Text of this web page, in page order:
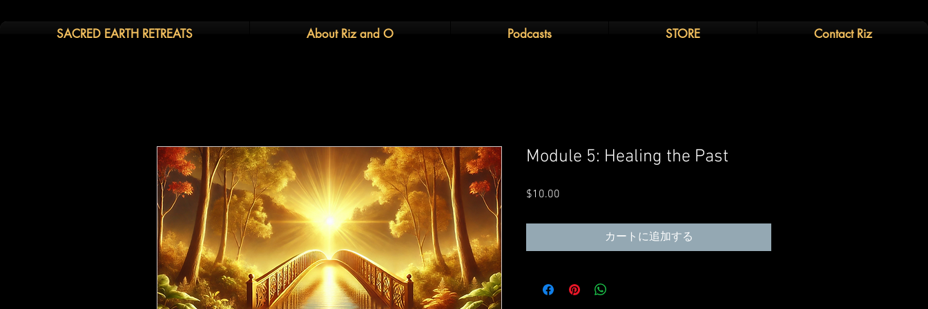
SACRED EARTH RETREATS About Riz and O Podcasts STORE Contact Riz
Module 5: Healing the Past
$10.00
カートに追加する